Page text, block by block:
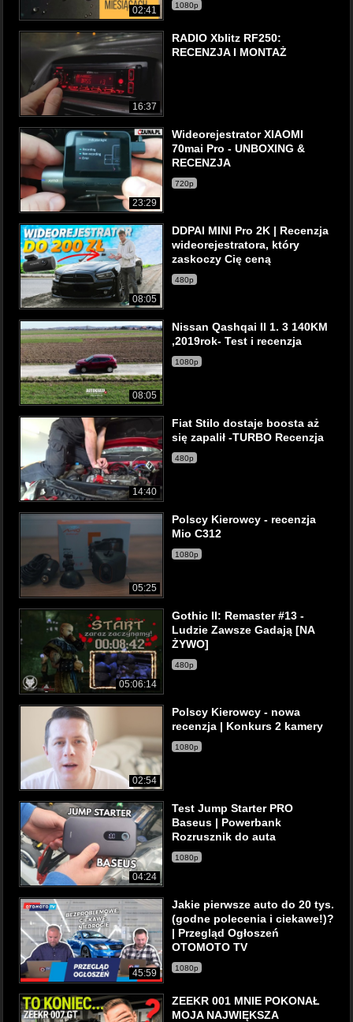
02:41 1080p
16:37
RADIO Xblitz RF250:
RECENZJA I MONTAŻ
23:29
Wideorejestrator XIAOMI
70mai Pro - UNBOXING &
RECENZJA
720p
08:05
DDPAI MINI Pro 2K | Recenzja
wideorejestratora, który
zaskoczy Cię ceną
480p
08:05
Nissan Qashqai II 1. 3 140KM
,2019rok- Test i recenzja
1080p
14:40
Fiat Stilo dostaje boosta aż
się zapalił -TURBO Recenzja
480p
05:25
Polscy Kierowcy - recenzja
Mio C312
1080p
05:06:14
Gothic II: Remaster #13 -
Ludzie Zawsze Gadają [NA
ŻYWO]
480p
02:54
Polscy Kierowcy - nowa
recenzja | Konkurs 2 kamery
1080p
04:24
Test Jump Starter PRO
Baseus | Powerbank
Rozrusznik do auta
1080p
45:59
Jakie pierwsze auto do 20 tys.
(godne polecenia i ciekawe!)?
| Przegląd Ogłoszeń
OTOMOTO TV
1080p
ZEEKR 001 MNIE POKONAŁ
MOJA NAJWIĘKSZA